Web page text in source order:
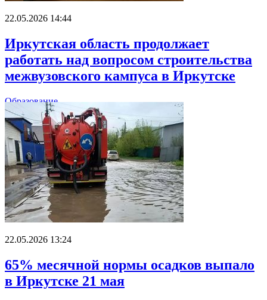
22.05.2026 14:44
Иркутская область продолжает
работать над вопросом строительства
межвузовского кампуса в Иркутске
Образование
22.05.2026 13:24
65% месячной нормы осадков выпало
в Иркутске 21 мая